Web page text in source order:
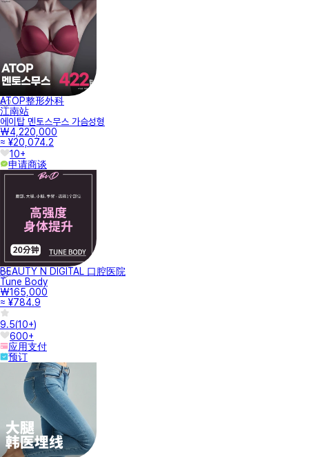
ATOP整形外科
江南站
에이탑 멘토스무스 가슴성형
₩4,220,000
≈ ¥20,074.2
10+
申请商谈
BEAUTY N DIGITAL 口腔医院
Tune Body
₩165,000
≈ ¥784.9
9.5(10+)
600+
应用支付
预订